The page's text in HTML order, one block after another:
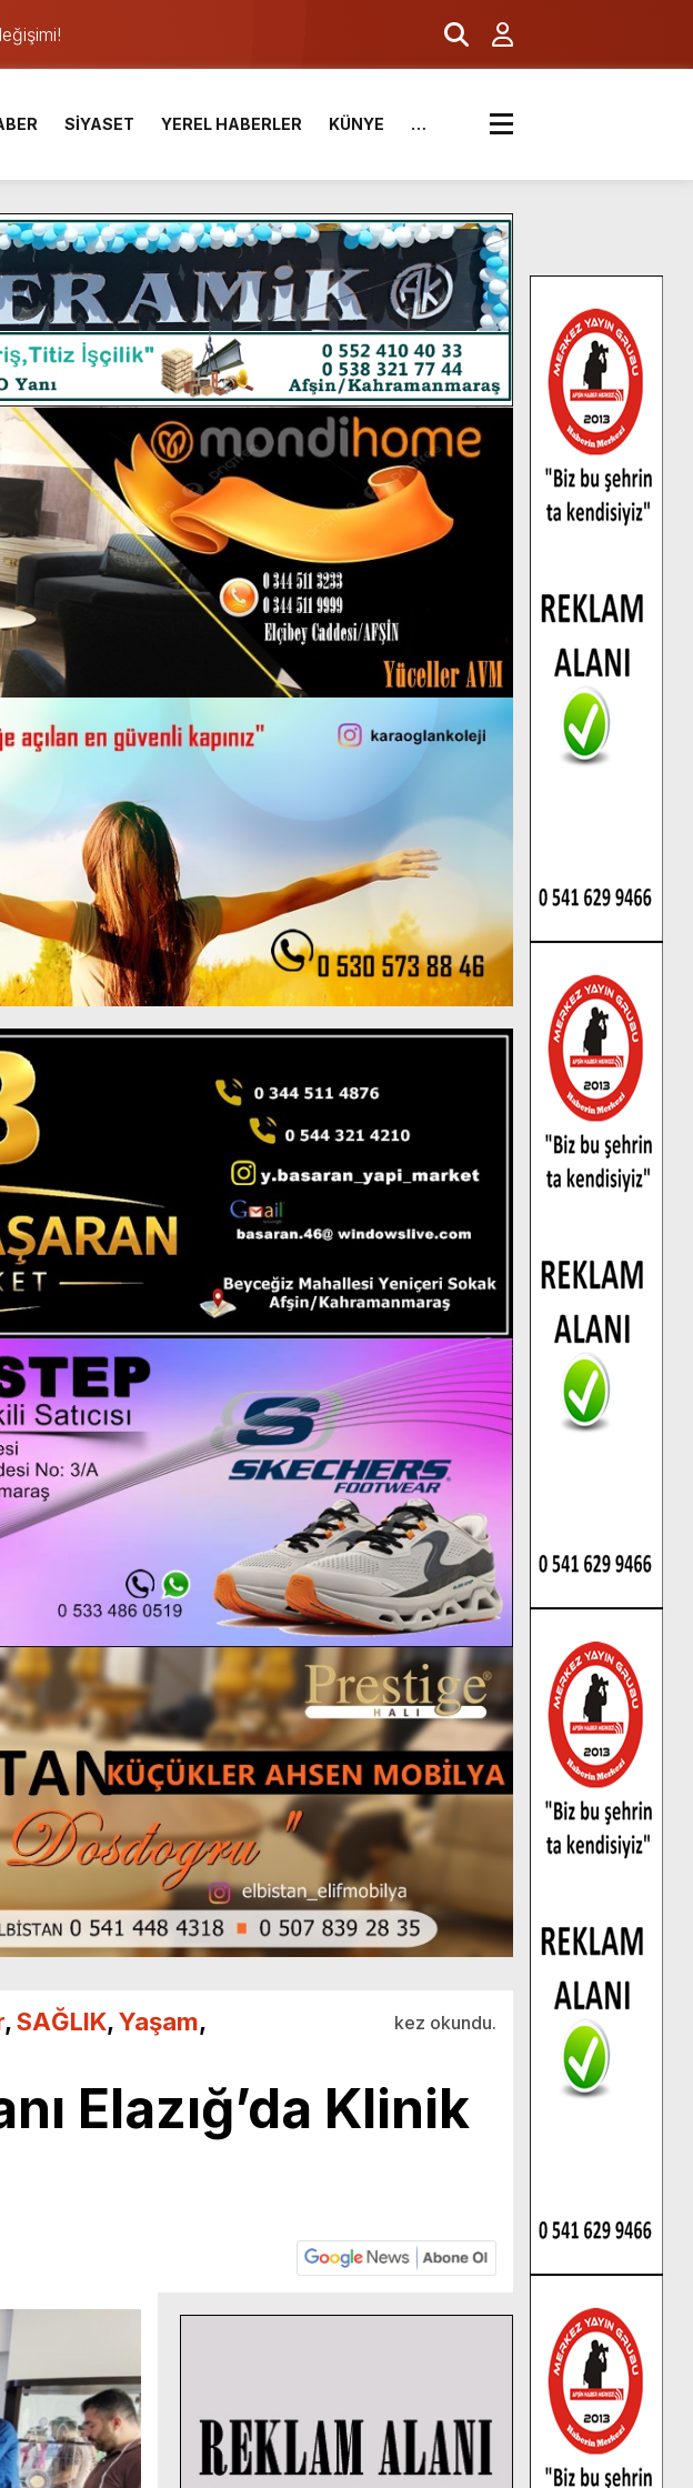
son gün 7 Ağustos.
Bir Araya Geldi.
SİYASET YEREL HABERLER KÜNYE …
,SAĞLIK,Yaşam,
kez okundu.
Elazığ’da Klinik